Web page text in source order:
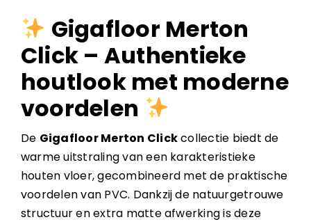
Gigafloor Merton
Click – Authentieke
houtlook met moderne
voordelen
De Gigafloor Merton Clickcollectie biedt de
warme uitstraling van een karakteristieke
houten vloer, gecombineerd met de praktische
voordelen van PVC. Dankzij de natuurgetrouwe
structuur en extra matte afwerking is deze